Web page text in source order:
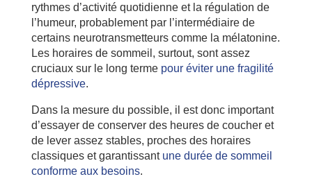
rythmes d’activité quotidienne et la régulation de
l’humeur, probablement par l’intermédiaire de
certains neurotransmetteurs comme la mélatonine.
Les horaires de sommeil, surtout, sont assez
cruciaux sur le long terme pour éviter une fragilité
dépressive.
Dans la mesure du possible, il est donc important
d’essayer de conserver des heures de coucher et
de lever assez stables, proches des horaires
classiques et garantissant une durée de sommeil
conforme aux besoins.